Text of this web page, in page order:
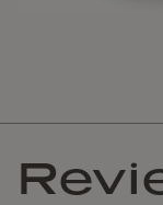
2トーンカラーの